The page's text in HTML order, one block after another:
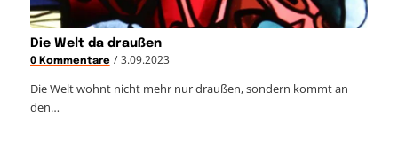
Die Welt da draußen
0 Kommentare / 3.09.2023
Die Welt wohnt nicht mehr nur draußen, sondern kommt an
den…